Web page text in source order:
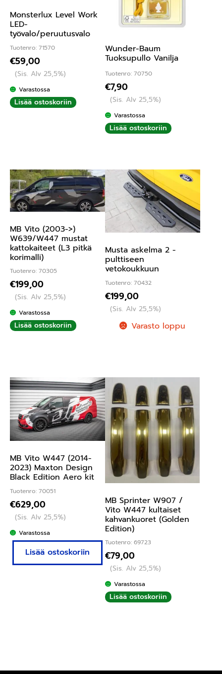
Monsterlux Level Work
LED-
työvalo/peruutusvalo
Tuotenro: 71570
€59,00
(Sis. Alv 25,5%)
Varastossa
Lisää ostoskoriin
Wunder-Baum
Tuoksupullo Vanilja
Tuotenro: 70750
€7,90
(Sis. Alv 25,5%)
Varastossa
Lisää ostoskoriin
MB Vito (2003->)
W639/W447 mustat
kattokaiteet (L3 pitkä
korimalli)
Tuotenro: 70305
€199,00
(Sis. Alv 25,5%)
Varastossa
Lisää ostoskoriin
Musta askelma 2 -
pulttiseen
vetokoukkuun
Tuotenro: 70432
€199,00
(Sis. Alv 25,5%)
Varasto loppu
MB Vito W447 (2014-
2023) Maxton Design
Black Edition Aero kit
Tuotenro: 70051
€629,00
(Sis. Alv 25,5%)
Varastossa
Lisää ostoskoriin
MB Sprinter W907 /
Vito W447 kultaiset
kahvankuoret (Golden
Edition)
Tuotenro: 69723
€79,00
(Sis. Alv 25,5%)
Varastossa
Lisää ostoskoriin